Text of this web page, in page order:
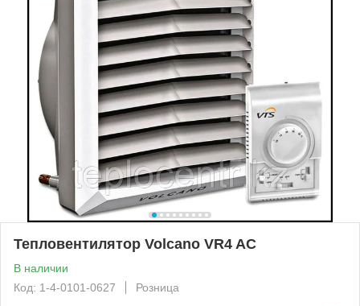
Тепловентилятор Volcano VR4 AC
В наличии
Код: 1-4-0101-0627
Розница